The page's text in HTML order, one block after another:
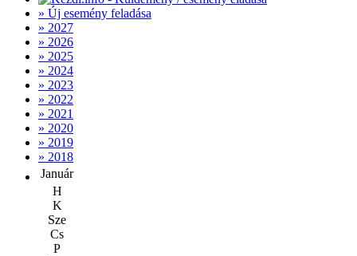
» Új esemény feladása
» 2027
» 2026
» 2025
» 2024
» 2023
» 2022
» 2021
» 2020
» 2019
» 2018
Január
H
K
Sze
Cs
P